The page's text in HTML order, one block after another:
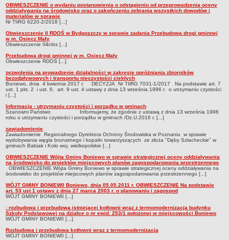
REJESTRY
Rejestry i ewidencje
Rejestr działalności regulowanej
Ewidencja udzielonych i cofniętych zezwoleń na prowadzenie
Ścieków
Rejestr Instytucji Kultury
Zestawienie przedsiębiorców w zakresie opróżniania zbiorników
AKTUALNOŚCI GMINY BONIEWO
FINANSE GMINY
Majątek gminy
Budżet
sprawozdania z wykonania budżetu
Plan postępowań na 2026 rok
Plan postępowań o udzielenie zamówień na rok 2025
Plan postępowań na rok 2024
Plan postępowań o udzielenie zamówień na rok 2023
Plan postępowań o udzielenie zamówień na rok 2022
Plan postępowań w 2021 roku
OBWIESZCZENIE o wydaniu postanowienia o odstąpieniu od przeprowadzenia oceny
oddziaływania na środowisko oraz o zakończeniu zebrania wszystkich dowodów i
materiałów w sprawie
Nr TIiRG 6220-2/2018 [...]
Obwieszczenie II RDOŚ w Bydgoszczy w sprawie zadania Przebudowa drogi gminnej
w m. Osiecz Mały
Obwieszczenie II&nbs [...]
Przebudowa drogi gminnej w m. Osiecz Mały
Obwieszczenie RDOŚ [...]
zezwolenia na prowadzenie działalności w zakresie opróżniania zbiorników
bezodpływowych i transportu nieczystości ciekłych
Boniewo, dnia 4 kwietnia 2017 r. DECYZJA Nr TIiRG 7031-1/2017 Na podstawie art. 7
ust. 1 pkt. 2 i ust. 6, art. 9 ust. 4 ustawy z dnia 13 września 1996 r. o utrzymaniu czystości
i [...]
Informacja - utrzymaniu czystości i porządku w gminach
Szanowni Państwo Informujemy, że zgodnie z ustawą z dnia 13 września 1996
roku o utrzymaniu czystości i porządku w gminach /Dz.U.2016 r. [...]
zawiadomienie
Zawiadomienie Regionalnego Dyrektora Ochrony Środowiska w Poznaniu w sprawie
wydobywania węgla brunatnego i kopalin towarzyszących ze złoża "Dęby Szlacheckie" w
gminach Babiak i Koło woj. wielkopolskie [...]
OBWIESZCZENIE Wójta Gminy Boniewo w sprawie strategicznej oceny oddziaływania
na środowisko do projektów miejscowych planów zagospodarowania przestrzennego
OBWIESZCZENIE Wójta Gminy Boniewo w sprawie strategicznej oceny oddziaływania na
środowisko do projektów miejscowych planów zagospodarowania przestrzennego [...]
WÓJT GMINY BONIEW0 Boniewo, dnia 05.05.2011 r. OBWIESZCZENIE Na podstawie
art. 53 ust 1 ustawy z dnia 27 marca 2003 r. o planowaniu i zagospod
WÓJT GMINY BONIEW0 [...]
: rozbudowa i przebudowa istniejącej kotłowni wraz z termomodernizacją budynku
Szkoły Podstawowej na działce o nr ewid. 253/1 położonej w miejscowości Boniewo
WÓJT GMINY BONIEW0 [...]
Rozbudowa i przebudowa kotłowni wraz z termomodernizacją
WÓJT GMINY BONIEW0 [...]